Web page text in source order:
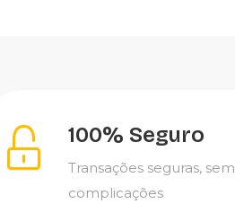
100% Seguro
Transações seguras, sem
complicações